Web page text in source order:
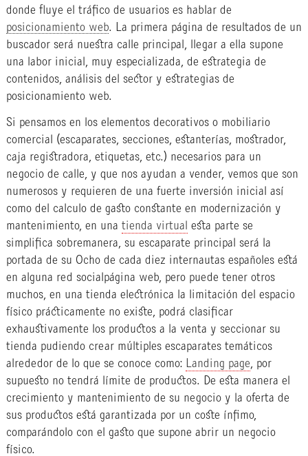
donde fluye el tráfico de usuarios es hablar de
posicionamiento web. La primera página de resultados de un
buscador será nuestra calle principal, llegar a ella supone
una labor inicial, muy especializada, de estrategia de
contenidos, análisis del sector y estrategias de
posicionamiento web.
Si pensamos en los elementos decorativos o mobiliario
comercial (escaparates, secciones, estanterías, mostrador,
caja registradora, etiquetas, etc.) necesarios para un
negocio de calle, y que nos ayudan a vender, vemos que son
numerosos y requieren de una fuerte inversión inicial así
como del calculo de gasto constante en modernización y
mantenimiento, en una tienda virtual
esta parte se
simplifica sobremanera, su escaparate principal será la
portada de su Ocho de cada diez internautas españoles está
en alguna red social página web, pero puede tener otros
muchos, en una tienda electrónica la limitación del espacio
físico prácticamente no existe, podrá clasificar
exhaustivamente los productos a la venta y seccionar su
tienda pudiendo crear múltiples escaparates temáticos
alrededor de lo que se conoce como: Landing page, por
supuesto no tendrá límite de productos. De esta manera el
crecimiento y mantenimiento de su negocio y la oferta de
sus productos está garantizada por un coste ínfimo,
comparándolo con el gasto que supone abrir un negocio
físico.